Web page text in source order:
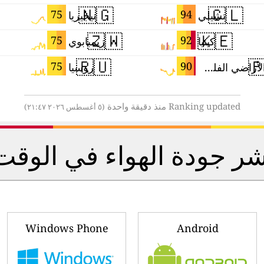
🇨🇱
تشيلي
🇰🇪
كينيا
الأراضي الفلسطينية
🇳🇬 94 نيجيريا
🇿🇼 92 زيمبابوي
🇷🇺 90 روسيا
75
75
75
Ranking updated منذ دقيقة واحدة (٥ أغسطس ٢٠٢٦ ٢١:٤٧)
جودة الهواء في
Android
Windows Phone